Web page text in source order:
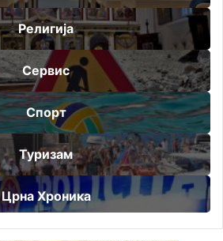
Религија
Сервис
Спорт
Туризам
Црна Хроника